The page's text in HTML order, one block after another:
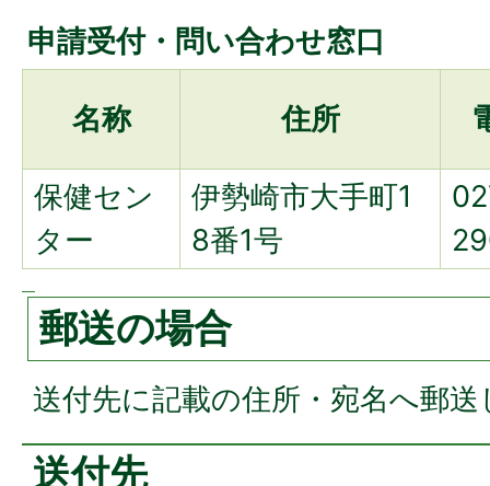
申請受付・問い合わせ窓口
名称 住所
保健セン
ター
伊勢崎市大手町1
8番1号
郵送の場合
送付先に記載の住所・宛名へ郵
送付先